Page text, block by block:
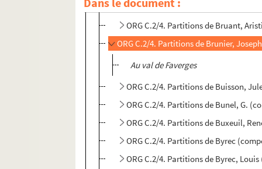
ORG C.2/4. Partitions de Brito, Julio
ORG C.2/4. Partitions de Bruant,
ORG C.2/4. Partitions de Brunier,
Au val de Faverges
ORG C.2/4. Partitions de Buisson,
ORG C.2/4. Partitions de Bunel, G.
ORG C.2/4. Partitions de Buxeuil,
ORG C.2/4. Partitions de Byrec
ORG C.2/4. Partitions de Byrec,